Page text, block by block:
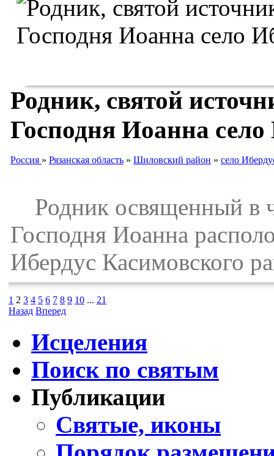
Родник, святой
Господня Иоанна село
Россия » Рязанская область » Шиловский район » село
Родник освященный в
Господня Иоанна
Ибердус Касимовского
1 2 3 4 5 6 7 8 9 10 ... 21
Назад Вперед
Исцеления
Поиск по святым
Публикации
Святые, иконы